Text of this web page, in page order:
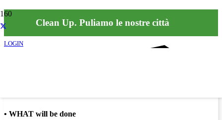
LOGIN
Clean Up. Puliamo le nostre città
• WHAT will be done